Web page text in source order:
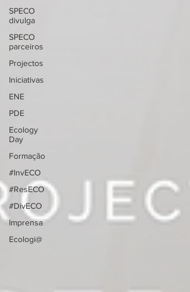
SPECO
divulga
SPECO
parceiros
Projectos
Iniciativas
ENE
PDE
Ecology
Day
Formação
#InvECO
#ResECO
#DivECO
Imprensa
Ecologi@